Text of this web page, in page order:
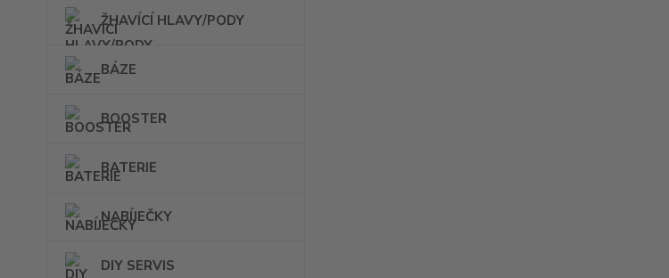
ŽHAVÍCÍ HLAVY/PODY
BÁZE
BOOSTER
BATERIE
NABÍJEČKY
DIY SERVIS